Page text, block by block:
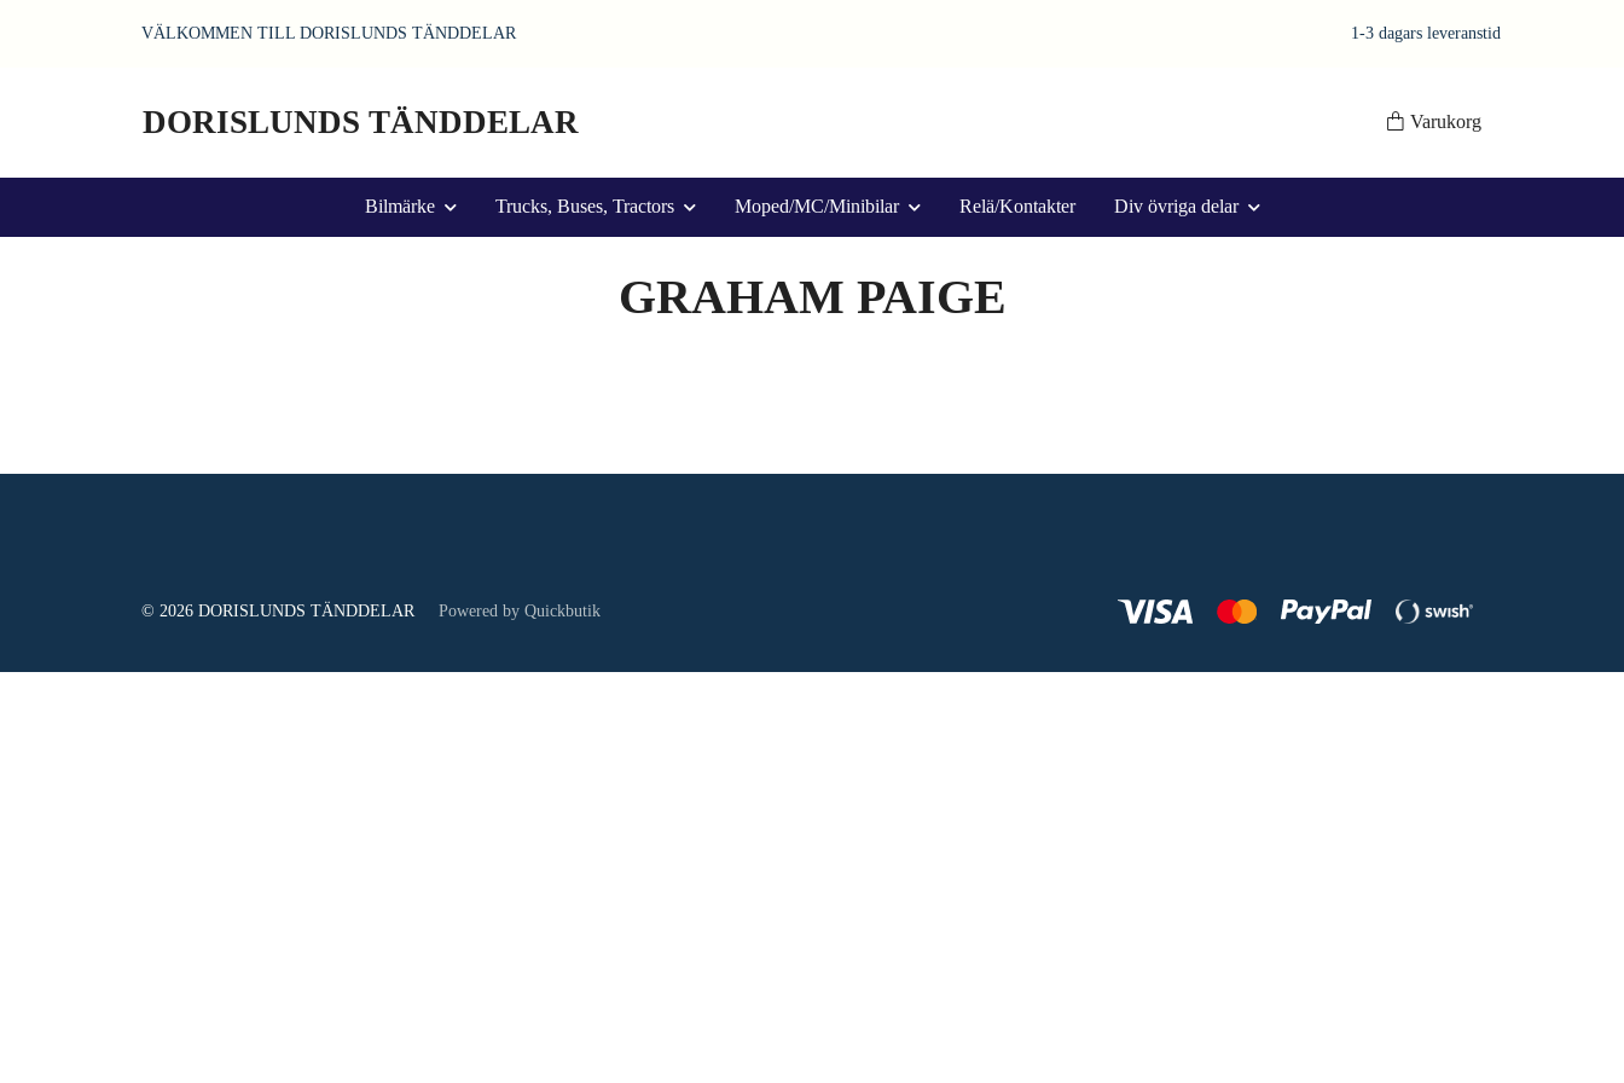
VÄLKOMMEN TILL DORISLUNDS TÄNDDELAR 1-3 dagars leveranstid
DORISLUNDS TÄNDDELAR Varukorg
Bilmärke Trucks, Buses, Tractors Moped/MC/Minibilar Relä/Kontakter Div övriga delar
GRAHAM PAIGE
© 2026 DORISLUNDS TÄNDDELAR Powered by Quickbutik